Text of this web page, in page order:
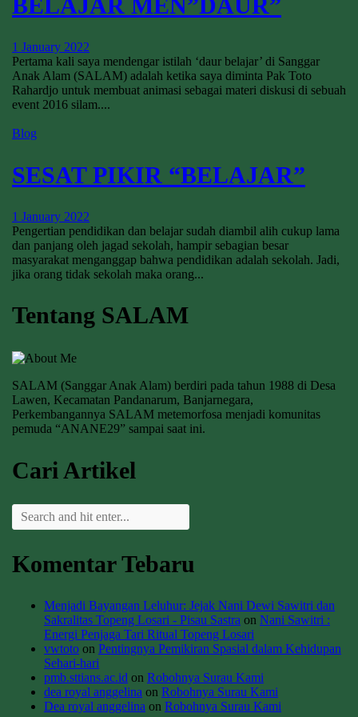
1 January 2022
Pertama kali saya mendengar istilah ‘daur belajar’ di Sanggar
Anak Alam (SALAM) adalah ketika saya diminta Pak Toto
Rahardjo untuk membuat animasi sebagai materi diskusi di sebuah
event 2016 silam....
Blog
SESAT PIKIR “BELAJAR”
1 January 2022
Pengertian pendidikan dan belajar sudah diambil alih cukup lama
dan panjang oleh jagad sekolah, hampir sebagian besar
masyarakat menganggap bahwa pendidikan adalah sekolah. Jadi,
jika orang tidak sekolah maka orang...
Tentang SALAM
SALAM (Sanggar Anak Alam) berdiri pada tahun 1988 di Desa
Lawen, Kecamatan Pandanarum, Banjarnegara,
Perkembangannya SALAM metemorfosa menjadi komunitas
pemuda “ANANE29” sampai saat ini.
Cari Artikel
Komentar Tebaru
Menjadi Bayangan Leluhur: Jejak Nani Dewi Sawitri dan
Sakralitas Topeng Losari - Pisau Sastra on Nani Sawitri :
Energi Penjaga Tari Ritual Topeng Losari
vwtoto on Pentingnya Pemikiran Spasial dalam Kehidupan
Sehari-hari
pmb.sttians.ac.id on Robohnya Surau Kami
dea royal anggelina on Robohnya Surau Kami
Dea royal anggelina on Robohnya Surau Kami